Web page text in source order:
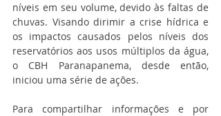
níveis em seu volume, devido às faltas de
chuvas. Visando dirimir a crise hídrica e
os impactos causados pelos níveis dos
reservatórios aos usos múltiplos da água,
o CBH Paranapanema, desde então,
iniciou uma série de ações.
Para compartilhar informações e por